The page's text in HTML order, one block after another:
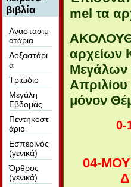
βιβλία
Αναστασιμ
ατάρια
Δοξαστάρι
α
Τριώδιο
Μεγάλη
Εβδομάς
Πεντηκοστ
άριο
Εσπερινός
(γενικά)
Όρθρος
(γενικά)
mel τα
αρχείων
Μεγάλων
Απριλίου
μόνον
0-
04-